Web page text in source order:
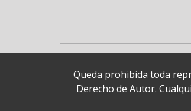
Queda prohibida toda
Derecho de Autor.